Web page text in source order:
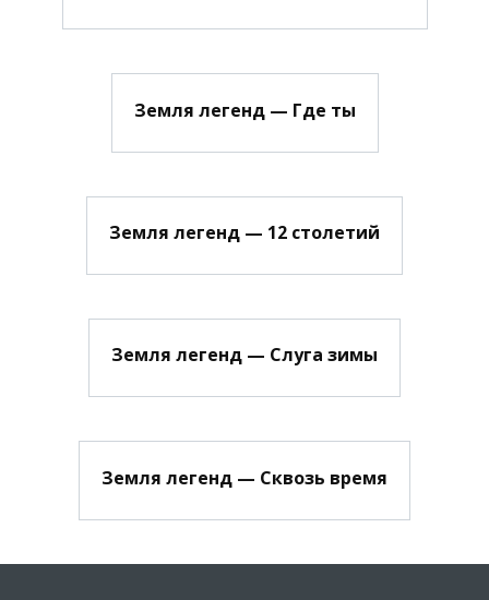
Земля легенд — Где ты
Земля легенд — 12 столетий
Земля легенд — Слуга зимы
Земля легенд — Сквозь время